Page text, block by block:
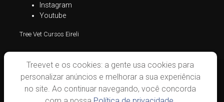
Instagram
Youtube
Tree Vet Cursos Eireli
Treevet e os cookies: a gente usa cookies para
personalizar anúncios e melhorar a sua experiência
no site. Ao continuar navegando, você concorda